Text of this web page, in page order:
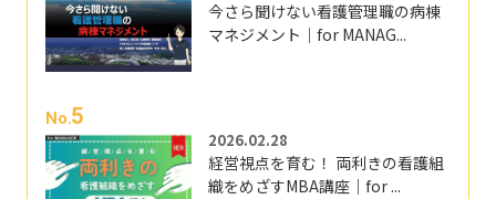
今さら聞けない看護管理職の病棟
マネジメント｜for MANAG...
No.5
2026.02.28
経営視点を育む！ 両利きの看護組
織をめざすMBA講座｜for ...